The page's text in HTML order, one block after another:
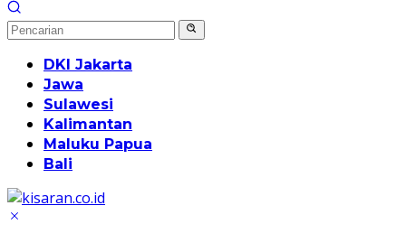
DKI Jakarta
Jawa
Sulawesi
Kalimantan
Maluku Papua
Bali